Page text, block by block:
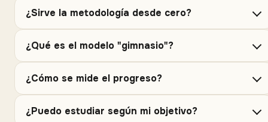
¿Sirve la metodología desde cero?
¿Qué es el modelo "gimnasio"?
¿Cómo se mide el progreso?
¿Puedo estudiar según mi objetivo?